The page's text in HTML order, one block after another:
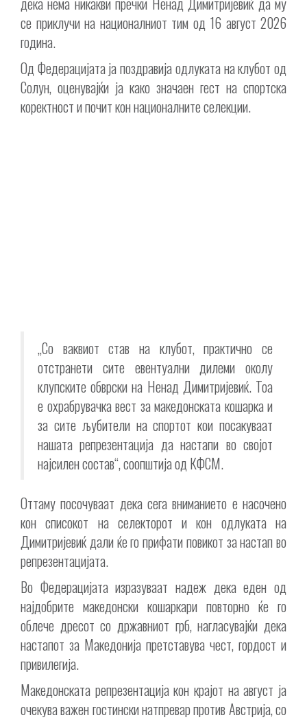
се приклучи на националниот тим од 16 август 2026
година.
Од Федерацијата ја поздравија одлуката на клубот од
Солун, оценувајќи ја како значаен гест на спортска
коректност и почит кон националните селекции.
„Со ваквиот став на клубот, практично се
отстранети сите евентуални дилеми околу
клупските обврски на Ненад Димитријевиќ. Тоа
е охрабрувачка вест за македонската кошарка и
за сите љубители на спортот кои посакуваат
нашата репрезентација да настапи во својот
најсилен состав“, соопштија од КФСМ.
Оттаму посочуваат дека сега вниманието е насочено
кон списокот на селекторот и кон одлуката на
Димитријевиќ дали ќе го прифати повикот за настап во
репрезентацијата.
Во Федерацијата изразуваат надеж дека еден од
најдобрите македонски кошаркари повторно ќе го
облече дресот со државниот грб, нагласувајќи дека
настапот за Македонија претставува чест, гордост и
привилегија.
Македонската репрезентација кон крајот на август ја
очекува важен гостински натпревар против Австрија, со